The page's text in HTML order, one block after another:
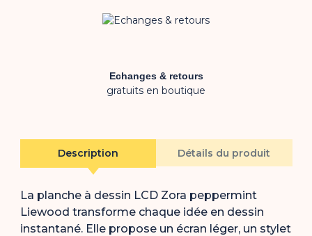
Echanges & retours
gratuits en boutique
Description Détails du produit
La planche à dessin LCD Zora peppermint
Liewood transforme chaque idée en dessin
instantané. Elle propose un écran léger, un stylet